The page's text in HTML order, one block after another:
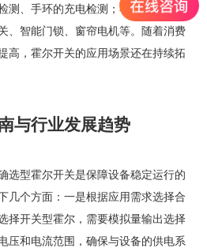
测、手环的充电检测；在智能家居
、智能门锁、窗帘电机等。随着消费
高，霍尔开关的应用场景还在持续拓
与行业发展趋势
选型霍尔开关是保障设备稳定运行的
几个方面：一是根据应用需求选择合
择开关型霍尔，需要模拟量输出选择
压和电流范围，确保与设备的供电系